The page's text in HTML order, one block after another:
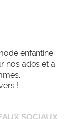
enfantine
nos ados et à
!
SOCIAUX